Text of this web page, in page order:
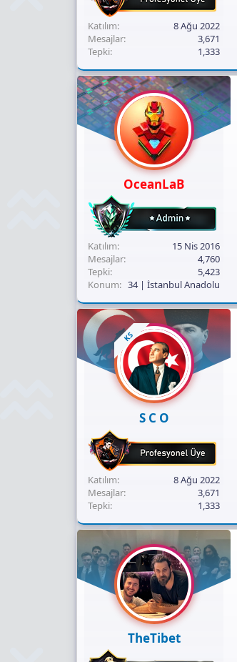
Katılım
8 Ağu 2022
Mesajlar
3,671
Tepki
1,333
OceanLaB
Katılım
15 Nis 2016
Mesajlar
4,760
Tepki
5,423
Konum
34 | İstanbul Anadolu
KS
S C O
Katılım
8 Ağu 2022
Mesajlar
3,671
Tepki
1,333
TheTibet